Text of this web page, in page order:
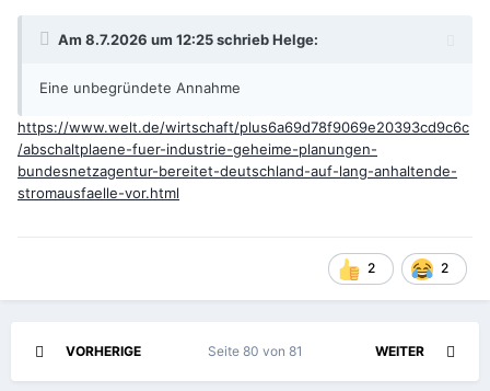
Am 8.7.2026 um 12:25 schriebHelge:
Eine unbegründete Annahme
https://www.welt.de/wirtschaft/plus6a69d78f9069e20393cd9c6c
/abschaltplaene-fuer-industrie-geheime-planungen-
bundesnetzagentur-bereitet-deutschland-auf-lang-anhaltende-
stromausfaelle-vor.html
2 2
VORHERIGE WEITER
Seite 80 von 81